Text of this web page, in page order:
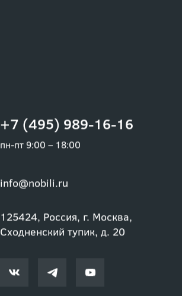
+7 (495) 989-16-16
пн-пт 9:00 – 18:00
info@nobili.ru
125424, Россия, г. Москва,
Сходненский тупик, д. 20